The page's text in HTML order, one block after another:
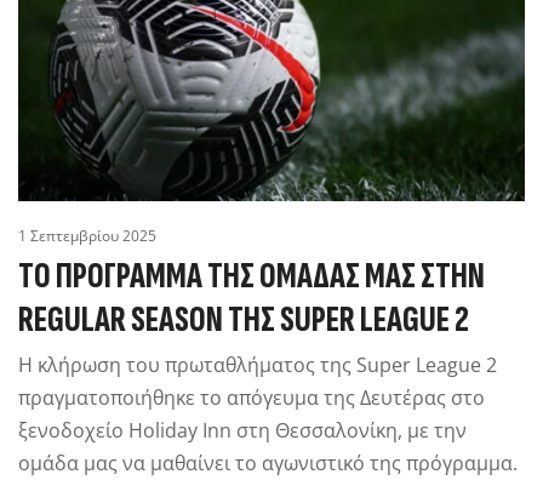
1 Σεπτεμβρίου 2025
ΤΟ ΠΡΟΓΡΑΜΜΑ ΤΗΣ ΟΜΑΔΑΣ ΜΑΣ ΣΤΗΝ
REGULAR SEASON ΤΗΣ SUPER LEAGUE 2
Η κλήρωση του πρωταθλήματος της Super League 2
πραγματοποιήθηκε το απόγευμα της Δευτέρας στο
ξενοδοχείο Holiday Inn στη Θεσσαλονίκη, με την
ομάδα μας να μαθαίνει το αγωνιστικό της πρόγραμμα.